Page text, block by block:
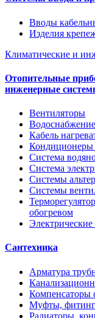
Вводы
Изделия
Климатические и
Отопительные
инженерные
Вентиляторы
Водоснабжение
Кабель
Кондиционеры
Система
Система
Системы
Системы
обогревом
Сантехника
Арматура
Компенсаторы
Муфты,
Радиаторы,